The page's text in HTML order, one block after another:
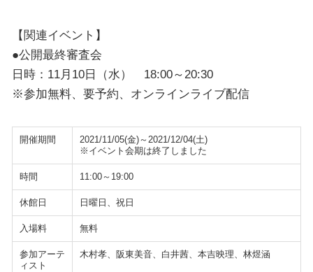
【関連イベント】
●公開最終審査会
日時：11月10日（水） 18:00～20:30
※参加無料、要予約、オンラインライブ配信
開催期間
2021/11/05(金)～2021/12/04(土)
※イベント会期は終了しました
時間 11:00～19:00
休館日 日曜日、祝日
入場料 無料
参加アーテ
ィスト
木村孝、阪東美音、白井茜、本吉映理、林煜涵